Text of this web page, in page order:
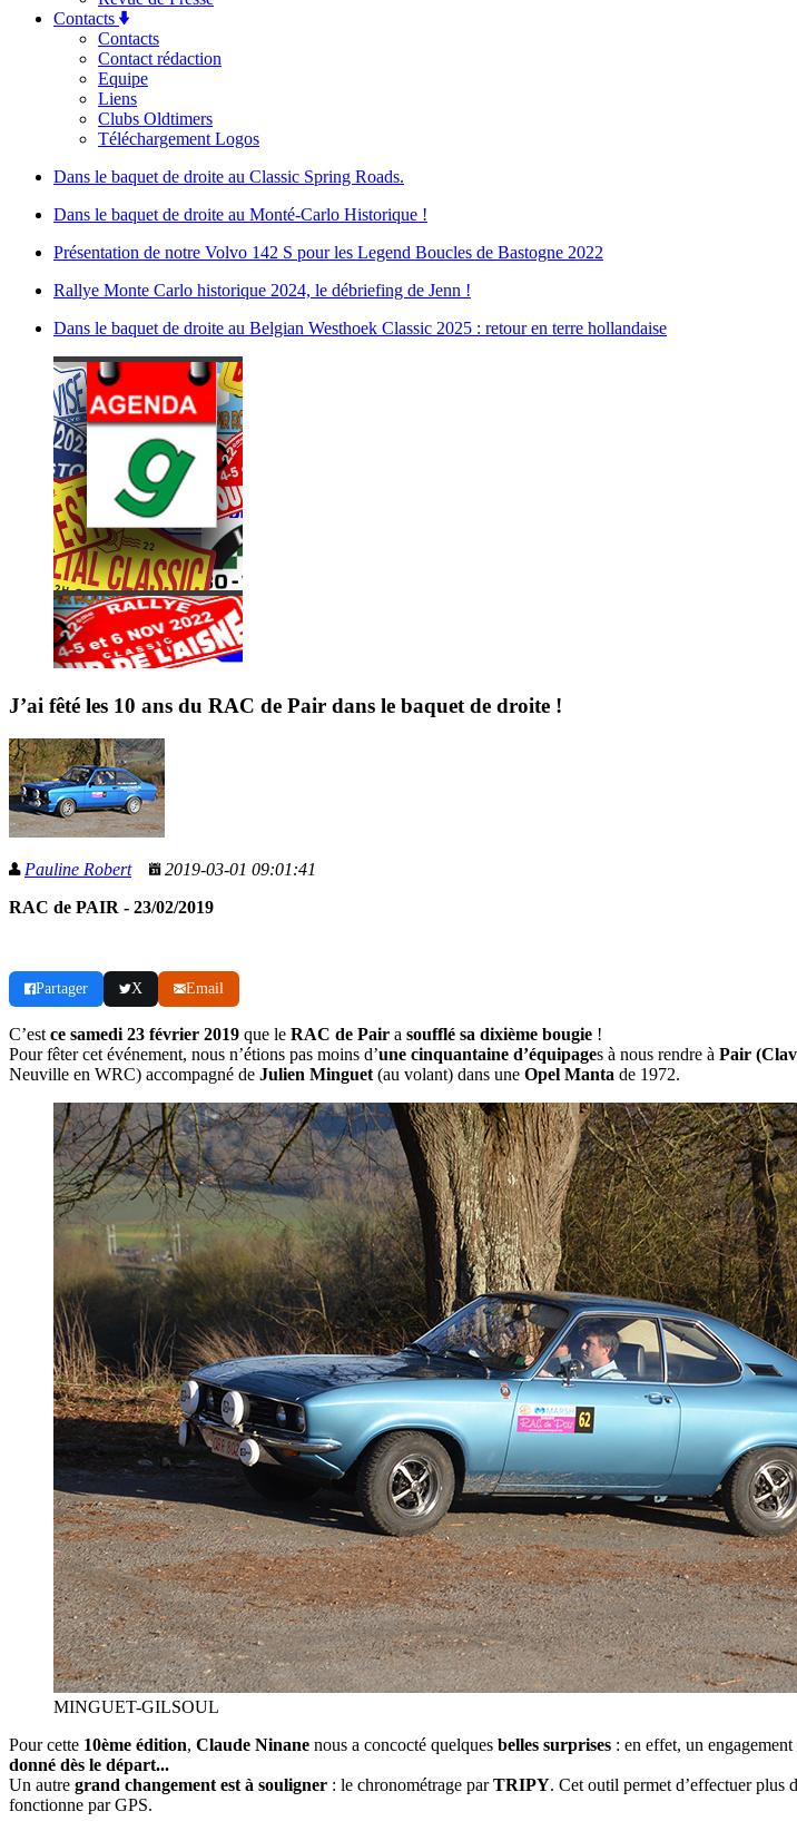
Contacts
Contacts
Contact rédaction
Equipe
Liens
Clubs Oldtimers
Téléchargement Logos
Dans le baquet de droite au Classic Spring Roads.
Dans le baquet de droite au Monté-Carlo Historique !
Présentation de notre Volvo 142 S pour les Legend Boucles de Bastogne 2022
Rallye Monte Carlo historique 2024, le débriefing de Jenn !
Dans le baquet de droite au Belgian Westhoek Classic 2025 : retour en terre hollandaise
J’ai fêté les 10 ans du RAC de Pair dans le baquet de droite !
Pauline Robert
2019-03-01 09:01:41
RAC de PAIR - 23/02/2019
Partager X Email
C’estce samedi 23 février 2019 que le RAC de Pair a soufflé sa dixième bougie !
Pour fêter cet événement, nous n’étions pas moins d’une cinquantaine d’équipages à nous rendre à Pair
Neuville en WRC) accompagné de Julien Minguet(au volant) dans une Opel Manta de 1972.
MINGUET-GILSOUL
Pour cette 10ème édition, Claude Ninane nous a concocté quelques belles surprises : en effet, un
donné dès le départ...
Un autre grand changement est à souligner : le chronométrage parTRIPY. Cet outil permet d’effectuer plus
fonctionne par GPS.